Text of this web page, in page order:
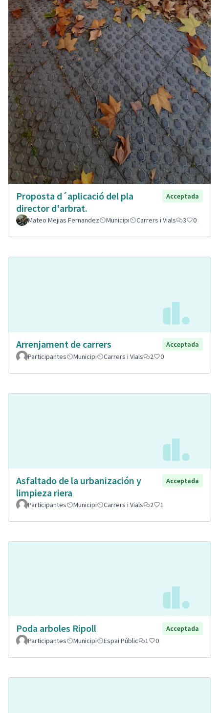
Proposta d´aplicació del pla
director d'arbrat.
Acceptada
Mateo Mejias Fernandez Municipi Carrers i Vials 3 0
Arrenjament de carrers
Acceptada
Participantes
Municipi Carrers i Vials 2 0
Asfaltado de la urbanización y
limpieza riera
Acceptada
Participantes Municipi Carrers i Vials 2 1
Poda arboles Ripoll
Acceptada
Participantes
Municipi Espai Públic 1 0